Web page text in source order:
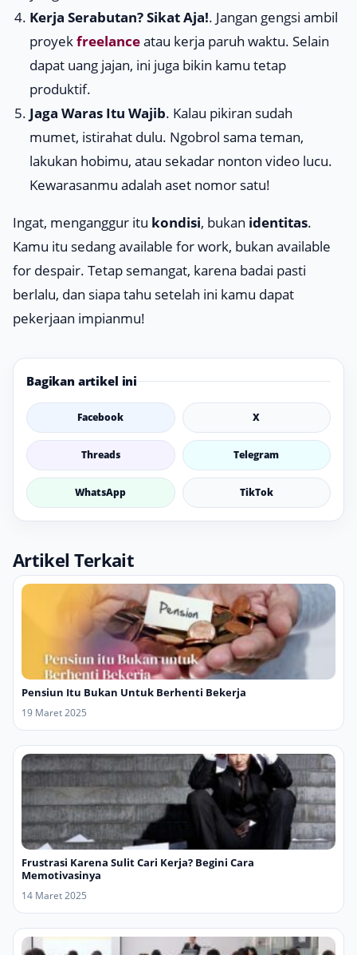
Kerja Serabutan? Sikat Aja!. Jangan gengsi ambil
proyekfreelanceatau kerja paruh waktu. Selain
dapat uang jajan, ini juga bikin kamu tetap
produktif.
Jaga Waras Itu Wajib. Kalau pikiran sudah
mumet, istirahat dulu. Ngobrol sama teman,
lakukan hobimu, atau sekadar nonton video lucu.
Kewarasanmu adalah aset nomor satu!
Ingat, menganggur itu kondisi, bukan identitas.
Kamu itu sedangavailable for work, bukan available
for despair. Tetap semangat, karena badai pasti
berlalu, dan siapa tahu setelah ini kamu dapat
pekerjaan impianmu!
Bagikan artikel ini
Facebook X
Threads Telegram
WhatsApp TikTok
Artikel Terkait
Pensiun Itu Bukan Untuk Berhenti Bekerja
19 Maret 2025
Frustrasi Karena Sulit Cari Kerja? Begini Cara
Memotivasinya
14 Maret 2025